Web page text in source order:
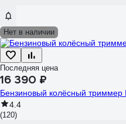
Нет в наличии
Последняя цена
16 390 ₽
Бензиновый колёсный триммер
4.4
(120)